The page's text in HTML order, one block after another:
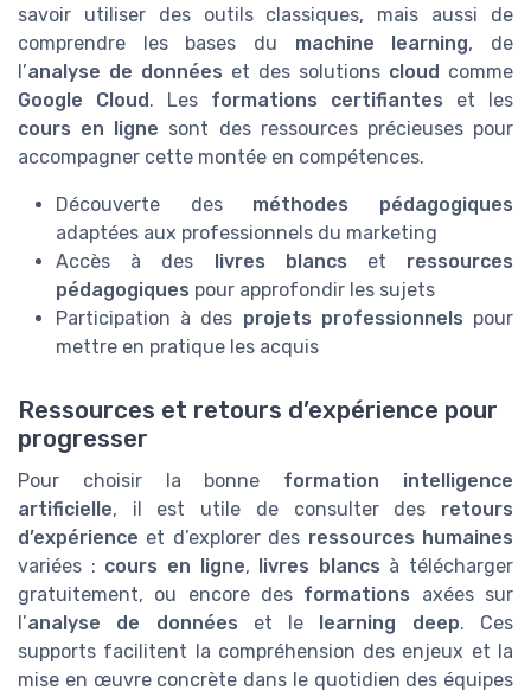
savoir utiliser des outils classiques, mais aussi de
comprendre les bases du machine learning, de
l’analyse de données et des solutions cloud comme
Google Cloud . Les formations certifiantes et les
cours en ligne sont des ressources précieuses pour
accompagner cette montée en compétences.
Découverte des méthodes pédagogiques
adaptées aux professionnels du marketing
Accès à des
livres blancs et ressources
pédagogiques pour approfondir les sujets
Participation à des projets professionnels pour
mettre en pratique les acquis
Ressources et retours d’expérience pour
progresser
Pour choisir la bonne formation intelligence
artificielle, il est utile de consulter des retours
d’expérience et d’explorer des ressources humaines
variées : cours en ligne, livres blancs à télécharger
gratuitement, ou encore des formations axées sur
l’analyse de données et le learning deep. Ces
supports facilitent la compréhension des enjeux et la
mise en œuvre concrète dans le quotidien des équipes